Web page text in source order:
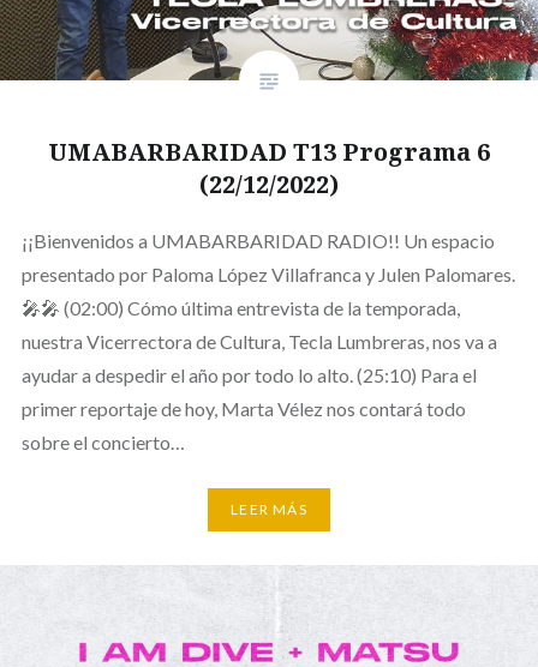
UMABARBARIDAD T13 Programa 6
(22/12/2022)
¡¡Bienvenidos a UMABARBARIDAD RADIO!! Un espacio
presentado por Paloma López Villafranca y Julen Palomares.
🎤🎤 (02:00) Cómo última entrevista de la temporada,
nuestra Vicerrectora de Cultura, Tecla Lumbreras, nos va a
ayudar a despedir el año por todo lo alto. (25:10) Para el
primer reportaje de hoy, Marta Vélez nos contará todo
sobre el concierto…
LEER MÁS